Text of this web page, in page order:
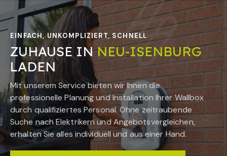
EINFACH, UNKOMPLIZIERT, SCHNELL
ZUHAUSE INNEU-ISENBURG
LADEN
Mit unserem Service bieten wir Ihnen die
professionelle Planung und Installation Ihrer Wallbox
durch qualifiziertes Personal. Ohne zeitraubende
Suche nach Elektrikern und Angebotsvergleichen,
erhalten Sie alles individuell und aus einer Hand.